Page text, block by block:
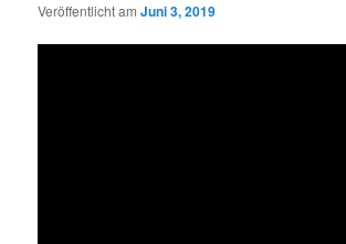
Veröffentlicht amJuni 3, 2019